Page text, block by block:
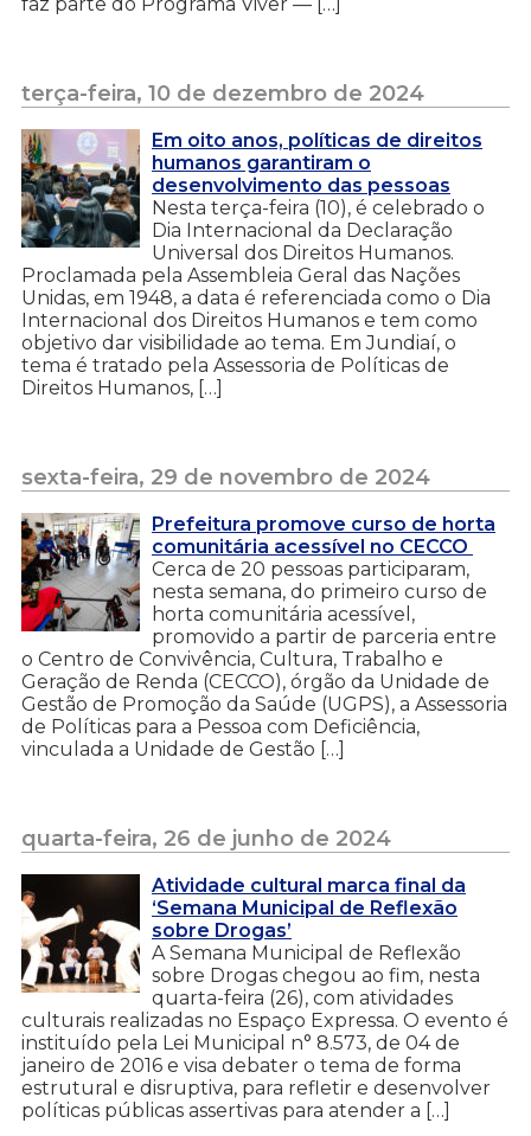
terça-feira, 10 de dezembro de 2024
Em oito anos, políticas de direitos
humanos garantiram o
desenvolvimento das pessoas
Nesta terça-feira (10), é celebrado o
Dia Internacional da Declaração
Universal dos Direitos Humanos.
Proclamada pela Assembleia Geral das Nações
Unidas, em 1948, a data é referenciada como o Dia
Internacional dos Direitos Humanos e tem como
objetivo dar visibilidade ao tema. Em Jundiaí, o
tema é tratado pela Assessoria de Políticas de
Direitos Humanos, […]
sexta-feira, 29 de novembro de 2024
Prefeitura promove curso de horta
comunitária acessível no CECCO
Cerca de 20 pessoas participaram,
nesta semana, do primeiro curso de
horta comunitária acessível,
promovido a partir de parceria entre
o Centro de Convivência, Cultura, Trabalho e
Geração de Renda (CECCO), órgão da Unidade de
Gestão de Promoção da Saúde (UGPS), a Assessoria
de Políticas para a Pessoa com Deficiência,
vinculada a Unidade de Gestão […]
quarta-feira, 26 de junho de 2024
Atividade cultural marca final da
‘Semana Municipal de Reflexão
sobre Drogas’
A Semana Municipal de Reflexão
sobre Drogas chegou ao fim, nesta
quarta-feira (26), com atividades
culturais realizadas no Espaço Expressa. O evento é
instituído pela Lei Municipal n° 8.573, de 04 de
janeiro de 2016 e visa debater o tema de forma
estrutural e disruptiva, para refletir e desenvolver
políticas públicas assertivas para atender a […]